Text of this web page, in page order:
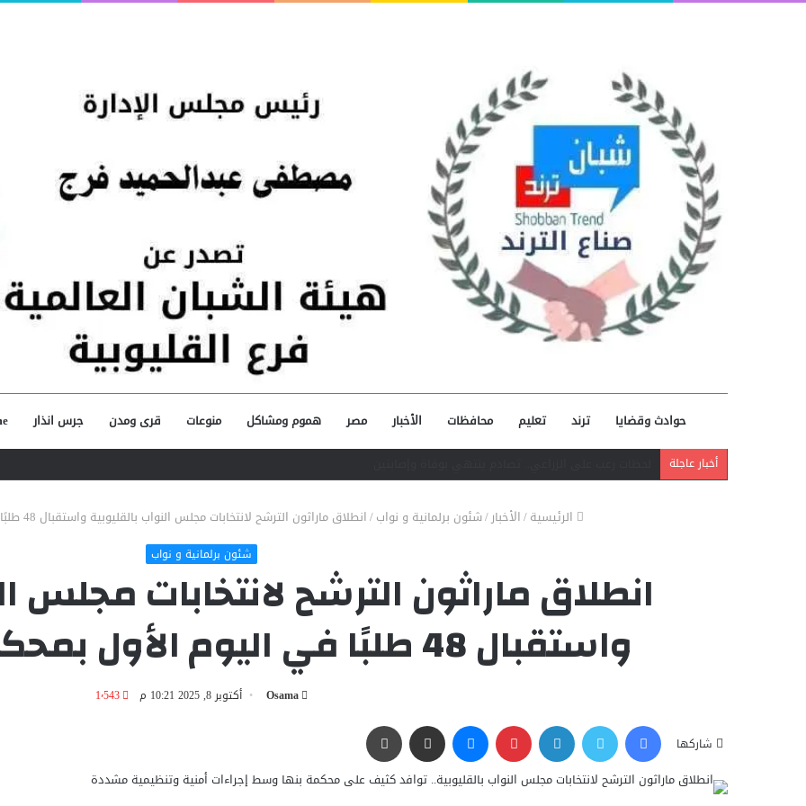
حوادث وقضايا ترند تعليم محافظات الأخبار مصر هموم ومشاكل منوعات قرى ومدن جرس انذار
أخبار عاجلة
الرئيسية/الأخبار/شئون برلمانية و نواب/انطلاق ماراثون الترشح لانتخابات مجلس النواب بالقليوبية واستقبال 48 طلبًا في اليوم الأول بمحكمة شمال بنها
شئون برلمانية و نواب
انطلاق ماراثون الترشح لانتخابات مجلس
واستقبال 48 طلبًا في اليوم الأول بمحكمة شمال بنها
Osama أكتوبر 8, 2025 10:21 م 1٬543
شاركها